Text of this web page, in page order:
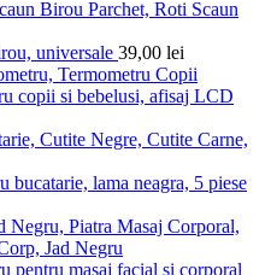
universale 39,00 lei
copii si bebelusi, afisaj LCD
bucatarie, lama neagra, 5 piese
pentru masaj facial si corporal